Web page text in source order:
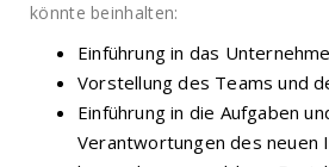
könnte beinhalten:
Einführung in das
Vorstellung des Teams und
Einführung in die Aufgaben
Verantwortungen des neuen